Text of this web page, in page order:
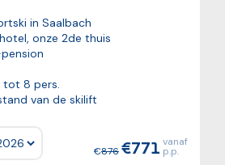
in Saalbach
onze 2de thuis
tot 8 pers.
van de skilift
876 771 vanaf
p.p.